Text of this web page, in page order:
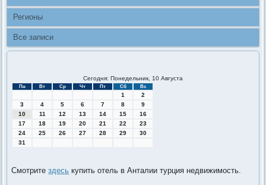
Регионы
Все записи
Сегодня: Понедельник, 10 Августа
Пн Вт Ср Чт Пт Сб Вс
1
2
3
4 5 6 7 8
9
10
11 12 13 14 15
16
17
18 19 20 21 22
23
24
25 26 27 28 29
30
31
Смотритездесь купить отель в Анталии турция недвижимость.